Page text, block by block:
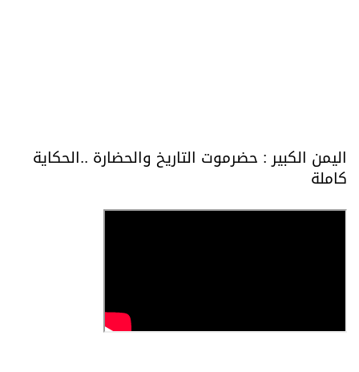
اليمن الكبير : حضرموت التاريخ والحضارة ..الحكاية
كاملة